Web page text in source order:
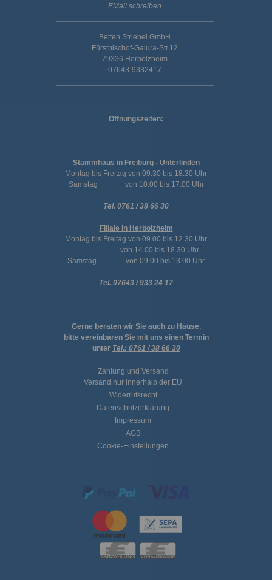
EMail schreiben
Betten Striebel GmbH
Fürstbischof-Galura-Str.12
79336 Herbolzheim
07643-9332417
Öffnungszeiten:
Stammhaus in Freiburg - Unterlinden
Montag bis Freitag von 09.30 bis 18.30 Uhr
Samstag von 10.00 bis 17.00 Uhr
Tel. 0761 / 38 66 30
Filiale in Herbolzheim
Montag bis Freitag von 09.00 bis 12.30 Uhr
von 14.00 bis 18.30 Uhr
Samstag von 09.00 bis 13.00 Uhr
Tel. 07643 / 933 24 17
Gerne beraten wir Sie auch zu Hause,
bitte vereinbaren Sie mit uns einen Termin
unter Tel.: 0761 / 38 66 30
Zahlung und Versand
Versand nur innerhalb der EU
Widerrufsrecht
Datenschutzerklärung
Impressum
AGB
Cookie-Einstellungen